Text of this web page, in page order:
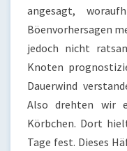
angesagt,
Böenvorhersagen
jedoch nicht
Knoten
Dauerwind
Also drehten wir
Körbchen. Dort
Tage fest. Dieses